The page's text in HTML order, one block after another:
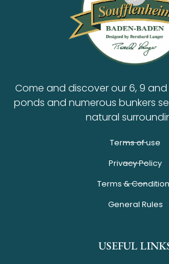
Come and discover our 6, 9 and
ponds and numerous bunkers
natural
Terms of use
Privacy Policy
Terms &
General Rules
USEFUL